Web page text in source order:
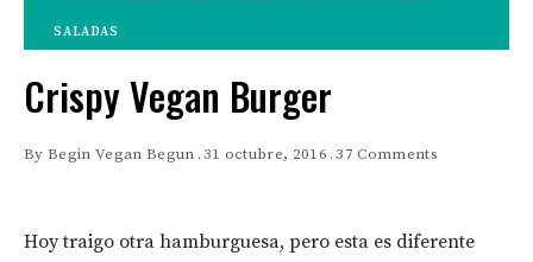
SALADAS
Crispy Vegan Burger
By Begin Vegan Begun 31 octubre, 2016 37 Comments
Hoy traigo otra hamburguesa, pero esta es diferente